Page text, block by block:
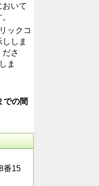
おいて
ックコ
しま
さ
ま
での間
番15